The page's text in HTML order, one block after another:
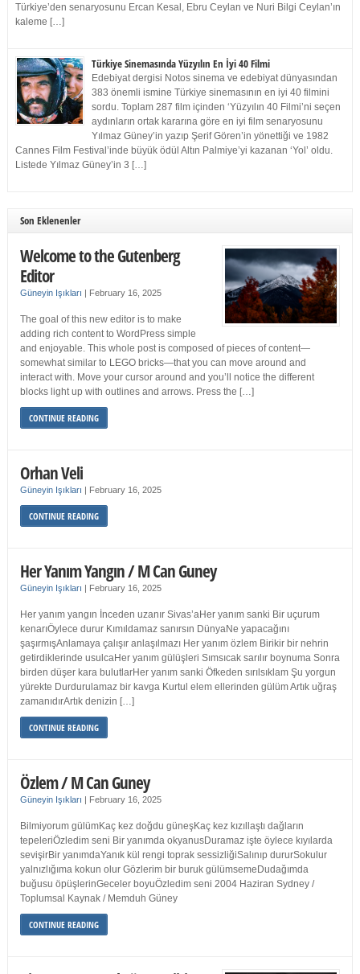
Türkiye’den senaryosunu Ercan Kesal, Ebru Ceylan ve Nuri Bilgi Ceylan’ın
kaleme […]
Türkiye Sinemasında Yüzyılın En İyi 40 Filmi
Edebiyat dergisi Notos sinema ve edebiyat dünyasından
383 önemli ismine Türkiye sinemasının en iyi 40 filmini
sordu. Toplam 287 film içinden ‘Yüzyılın 40 Filmi’ni seçen
aydınların ortak kararına göre en iyi film senaryosunu
Yılmaz Güney’in yazıp Şerif Gören’in yönettiği ve 1982
Cannes Film Festival’inde büyük ödül Altın Palmiye’yi kazanan ‘Yol’ oldu.
Listede Yılmaz Güney’in 3 […]
Son Eklenenler
Welcome to the Gutenberg
Editor
Güneyin Işıkları | February 16, 2025
The goal of this new editor is to make
adding rich content to WordPress simple
and enjoyable. This whole post is composed of pieces of content—
somewhat similar to LEGO bricks—that you can move around and
interact with. Move your cursor around and you’ll notice the different
blocks light up with outlines and arrows. Press the […]
CONTINUE READING
Orhan Veli
Güneyin Işıkları | February 16, 2025
CONTINUE READING
Her Yanım Yangın / M Can Guney
Güneyin Işıkları | February 16, 2025
Her yanım yangın İnceden uzanır Sivas’aHer yanım sanki Bir uçurum
kenarıÖylece durur Kımıldamaz sanırsın DünyaNe yapacağını
şaşırmışAnlamaya çalışır anlaşılmazı Her yanım özlem Birikir bir nehrin
getirdiklerinde usulcaHer yanım gülüşleri Sımsıcak sarılır boynuma Sonra
birden düşer kara bulutlarHer yanım sanki Öfkeden sırılsıklam Şu yorgun
yürekte Durdurulamaz bir kavga Kurtul elem ellerinden gülüm Artık uğraş
zamanıdırArtık denizin […]
CONTINUE READING
Özlem / M Can Guney
Güneyin Işıkları | February 16, 2025
Bilmiyorum gülümKaç kez doğdu güneşKaç kez kızıllaştı dağların
tepeleriÖzledim seni Bir yanımda okyanusDuramaz işte öylece kıyılarda
sevişirBir yanımdaYanık kül rengi toprak sessizliğiSalınıp dururSokulur
yalnızlığıma kokun olur Gözlerim bir buruk gülümsemeDudağımda
buğusu öpüşlerinGeceler boyuÖzledim seni 2004 Haziran Sydney /
Toplumsal Kaynak / Memduh Güney
CONTINUE READING